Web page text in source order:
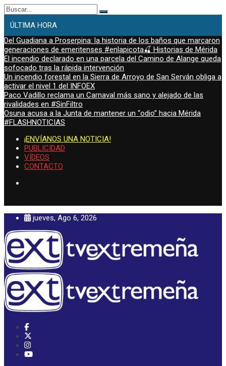
Buscar:
ÚLTIMA HORA
Del Guadiana a Proserpina: la historia de los baños que marcaron
generaciones de emeritenses #enlapicota🍒 Historias de Mérida
El incendio declarado en una parcela del Camino de Alange queda
sofocado tras la rápida intervención
Un incendio forestal en la Sierra de Arroyo de San Serván obliga a
activar el nivel 1 del INFOEX
Paco Vadillo reclama un Carnaval más sano y alejado de las
rivalidades en #SinFiltro
Osuna acusa a la Junta de mantener un “odio” hacia Mérida
#FLASHNOTICIAS
¡ENVÍANOS UNA NOTICIA!
PUBLICIDAD
VÍDEOS
CONTACTO
jueves, Ago 6, 2026